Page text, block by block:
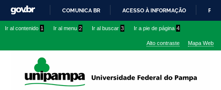
principal
IR
O
COMUNICA BR ACESSO À INFORMAÇÃO
Ir al contenido 1 Ir al menu 2 Ir al buscar 3 Ir a pie de página 4
Alto contraste Mapa Web